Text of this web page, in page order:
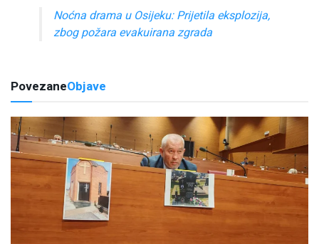
Noćna drama u Osijeku: Prijetila eksplozija,
zbog požara evakuirana zgrada
PovezaneObjave